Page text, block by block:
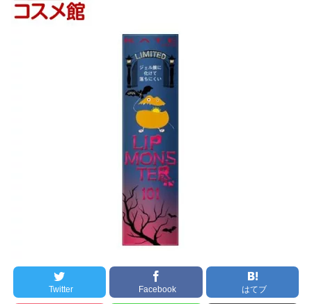
Twitter Facebook はてブ